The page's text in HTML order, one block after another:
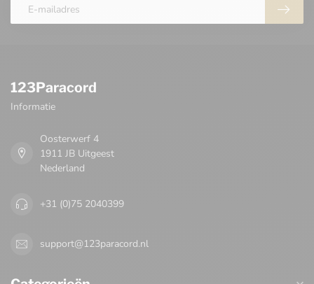
123Paracord
Informatie
Oosterwerf 4
1911 JB Uitgeest
Nederland
+31 (0)75 2040399
support@123paracord.nl